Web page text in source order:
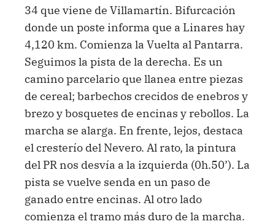
34 que viene de Villamartín. Bifurcación
donde un poste informa que a Linares hay
4,120 km. Comienza la Vuelta al Pantarra.
Seguimos la pista de la derecha. Es un
camino parcelario que llanea entre piezas
de cereal; barbechos crecidos de enebros y
brezo y bosquetes de encinas y rebollos. La
marcha se alarga. En frente, lejos, destaca
el cresterío del Nevero. Al rato, la pintura
del PR nos desvía a la izquierda (0h.50’). La
pista se vuelve senda en un paso de
ganado entre encinas. Al otro lado
comienza el tramo más duro de la marcha.